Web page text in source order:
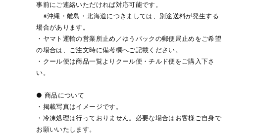
事前にご連絡いただければ対応可能です。
※沖縄・離島・北海道につきましては、別途送料が発生する
場合があります。
・ヤマト運輸の営業所止め／ゆうパックの郵便局止めをご希望
の場合は、ご注文時に備考欄へご記載ください。
・クール便は商品一覧よりクール便・チルド便をご購入下さ
い。
● 商品について
・掲載写真はイメージです。
・冷凍処理は行っておりません。必要な場合はお客様ご自身で
お願いいたします。